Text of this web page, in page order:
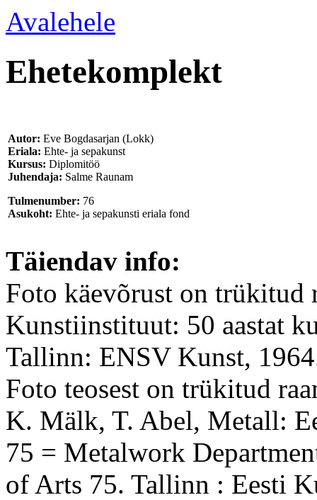
Avalehele
Ehetekomplekt
Autor: Eve Bogdasarjan (Lokk)
Eriala: Ehte- ja sepakunst
Kursus: Diplomitöö
Juhendaja: Salme Raunam
Tulmenumber: 76
Asukoht: Ehte- ja sepakunsti eriala fond
Täiendav info:
Foto käevõrust on trükitud
Kunstiinstituut: 50 aastat
Tallinn: ENSV Kunst,
Foto teosest on trükitud
K. Mälk, T. Abel, Metall:
75 = Metalwork
of Arts 75. Tallinn : Eesti